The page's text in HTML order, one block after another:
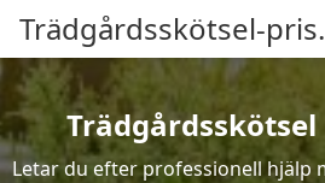
Trädgårdsskötsel-
Letar du efter professionell hjälp